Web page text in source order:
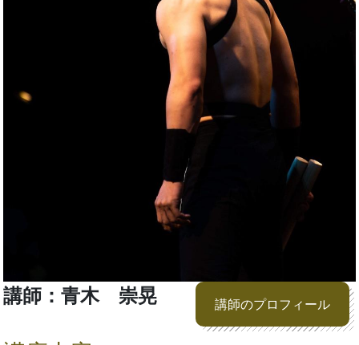
講師：青木 崇晃 講師のプロフィール